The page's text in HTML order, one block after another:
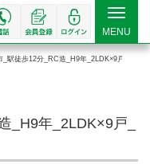
Toggle
MENU
_駅徒歩12分_RC造_H9年_2LDK×9戸_満室
_H9年_2LDK×9戸_